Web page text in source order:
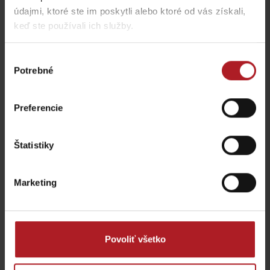
údajmi, ktoré ste im poskytli alebo ktoré od vás získali,
keď ste používali ich služby.
súhlasu
Potrebné
Preferencie
Štatistiky
Marketing
Povoliť všetko
Reštaurácia Smrekovica
Koliba Bodega